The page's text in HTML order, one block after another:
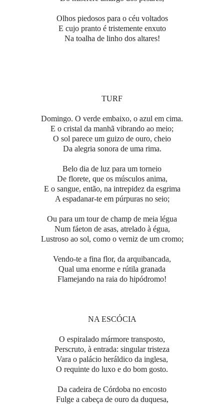
Olhos piedosos para o céu voltados
E cujo pranto é tristemente enxuto
Na toalha de linho dos altares!
TURF
Domingo. O verde embaixo, o azul em cima.
E o cristal da manhã vibrando ao meio;
O sol parece um guizo de ouro, cheio
Da alegria sonora de uma rima.
Belo dia de luz para um torneio
De florete, que os músculos anima,
E o sangue, então, na intrepidez da esgrima
A espadanar-te em púrpuras no seio;
Ou para um tour de champ de meia légua
Num fáeton de asas, atrelado à égua,
Lustroso ao sol, como o verniz de um cromo;
Vendo-te a fina flor, da arquibancada,
Qual uma enorme e rútila granada
Flamejando na raia do hipódromo!
NA ESCÓCIA
O espiralado mármore transposto,
Perscruto, à entrada: singular tristeza
Vara o palácio heráldico da inglesa,
O requinte do luxo e do bom gosto.
Da cadeira de Córdoba no encosto
Fulge a cabeça de ouro da duquesa,